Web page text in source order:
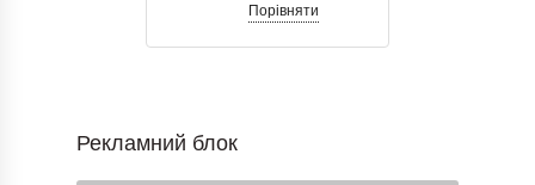
Порівняти
Рекламний блок